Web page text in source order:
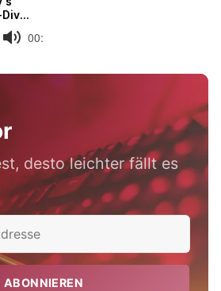
desto leichter fällt es
ABONNIEREN